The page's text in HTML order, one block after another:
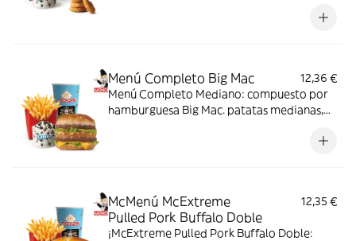
Menú Completo Big Mac
12,36 €
Menú Completo Mediano: compuesto por
hamburguesa Big Mac. patatas medianas,
McMenú McExtreme
Pulled Pork Buffalo Doble
12,35 €
¡McExtreme Pulled Pork Buffalo Doble: